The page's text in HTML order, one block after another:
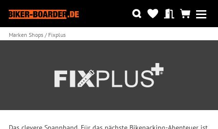
Marken Shops Fixplus
Das clevere Spannband. Für das nächste Bikepacking-Abenteuer ist